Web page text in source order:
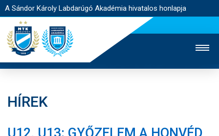
A Sándor Károly Labdarúgó Akadémia hivatalos honlapja
JEGYÉRTÉKESÍTÉS
WEBSHOP
STADION
HÍREK